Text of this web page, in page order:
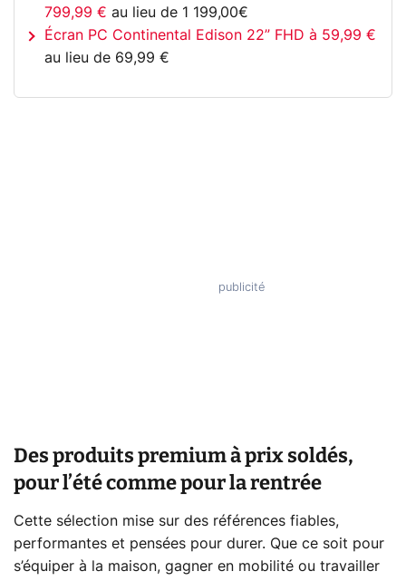
799,99 € au lieu de 1 199,00€
Écran PC Continental Edison 22” FHD à 59,99 €
au lieu de 69,99 €
Des produits premium à prix soldés,
pour l’été comme pour la rentrée
Cette sélection mise sur des références fiables,
performantes et pensées pour durer. Que ce soit pour
s’équiper à la maison, gagner en mobilité ou travailler